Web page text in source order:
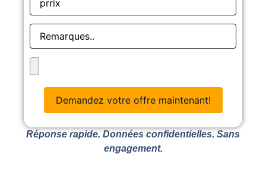
Réponse rapide. Données confidentielles. Sans
engagement.